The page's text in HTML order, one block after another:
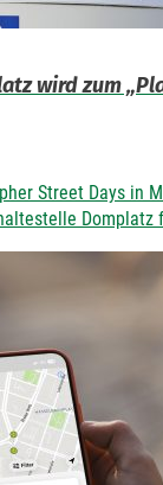
wird zum
Street Days in
Domplatz